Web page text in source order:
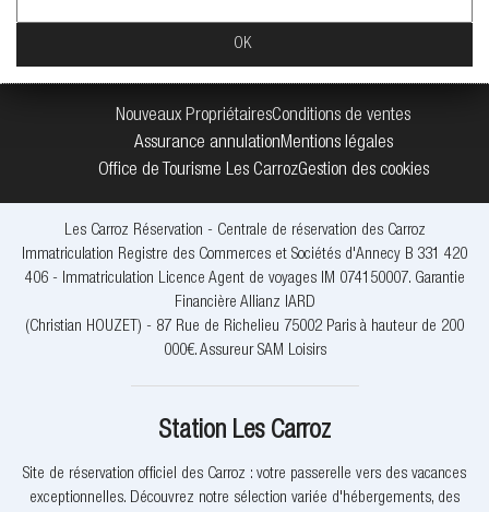
Nouveaux PropriétairesConditions de ventes
Assurance annulationMentions légales
Office de Tourisme Les CarrozGestion des cookies
Les Carroz Réservation - Centrale de réservation des Carroz
Immatriculation Registre des Commerces et Sociétés d'Annecy B 331 420
406 - Immatriculation Licence Agent de voyages IM 074150007. Garantie
Financière Allianz IARD
(Christian HOUZET) - 87 Rue de Richelieu 75002 Paris à hauteur de 200
000€. Assureur SAM Loisirs
Station Les Carroz
Site de réservation officiel des Carroz : votre passerelle vers des vacances
exceptionnelles. Découvrez notre sélection variée d'hébergements, des